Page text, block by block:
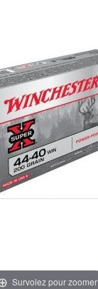
Survolez pour zoomer